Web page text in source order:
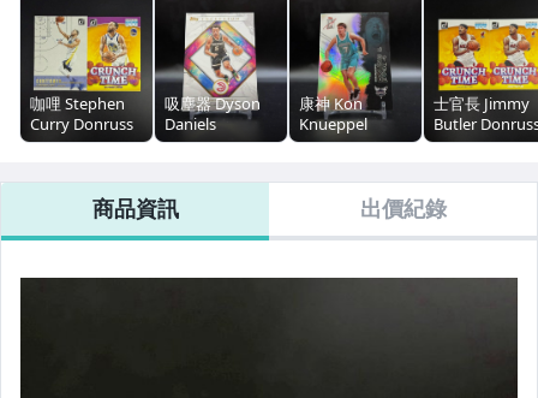
咖哩 Stephen
Curry Donruss
戰術版特卡
特卡兩張一起標
吸塵器 Dyson
Daniels
Inception 盜夢
康神 Kon
Knueppel
Signature Class
士官長 Jimmy
Butler
Crunch Time
商品資訊 出價紀錄